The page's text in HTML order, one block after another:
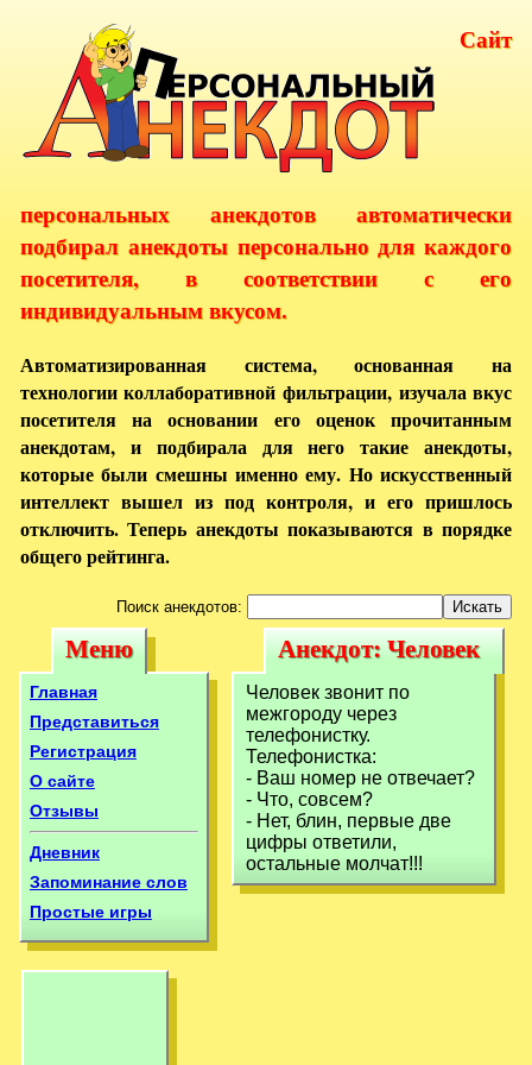
Сайт
персональных анекдотов автоматически
подбирал анекдоты персонально для каждого
посетителя, в соответствии с его
индивидуальным вкусом.
Автоматизированная система, основанная на
технологии коллаборативной фильтрации, изучала вкус
посетителя на основании его оценок прочитанным
анекдотам, и подбирала для него такие анекдоты,
которые были смешны именно ему. Но искусственный
интеллект вышел из под контроля, и его пришлось
отключить. Теперь анекдоты показываются в порядке
общего рейтинга.
Поиск анекдотов:
Меню
Меню
Главная
Представиться
Регистрация
О сайте
Отзывы
Дневник
Запоминание слов
Простые игры
Анекдот: Человек
звонит по
межгороду через
телефонистку.
Анекдот: Человек
звонит по
межгороду через
телефонистку.
Человек звонит по
межгороду через
телефонистку.
Телефонистка:
- Ваш номер не отвечает?
- Что, совсем?
- Нет, блин, первые две
цифры ответили,
остальные молчат!!!